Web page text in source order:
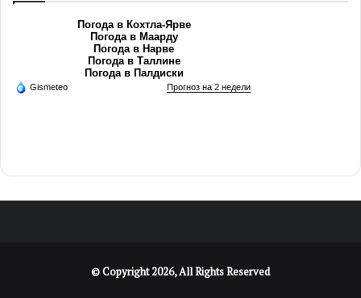
Погода в Кохтла-Ярве
Погода в Маарду
Погода в Нарве
Погода в Таллине
Погода в Палдиски
Gismeteo Прогноз на 2 недели
© Copyright 2026, All Rights Reserved